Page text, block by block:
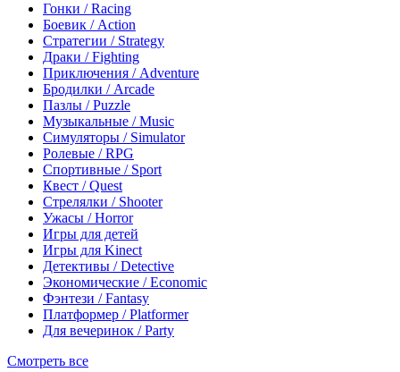
Гонки / Racing
Боевик / Action
Стратегии / Strategy
Драки / Fighting
Приключения / Adventure
Бродилки / Arcade
Пазлы / Puzzle
Музыкальные / Music
Симуляторы / Simulator
Ролевые / RPG
Спортивные / Sport
Квест / Quest
Стрелялки / Shooter
Ужасы / Horror
Игры для детей
Игры для Kinect
Детективы / Detective
Экономические / Economic
Фэнтези / Fantasy
Платформер / Platformer
Для вечеринок / Party
Смотреть все